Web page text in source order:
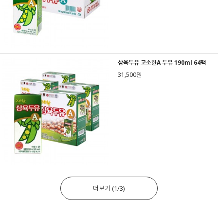
삼육두유 고소한A 두유 190ml 64팩
31,500원
더보기 (1/3)